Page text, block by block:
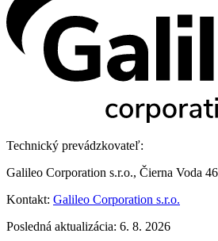
Technický prevádzkovateľ:
Galileo Corporation s.r.o., Čierna Voda
Kontakt: Galileo Corporation s.r.o.
Posledná aktualizácia: 6. 8. 2026